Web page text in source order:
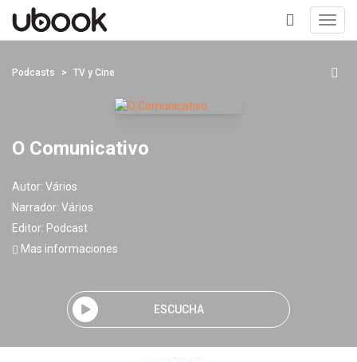
+
Podcasts TV y Cine
O Comunicativo
Autor: Vários
Narrador: Vários
Editor: Podcast
Mas informaciones
ESCUCHA